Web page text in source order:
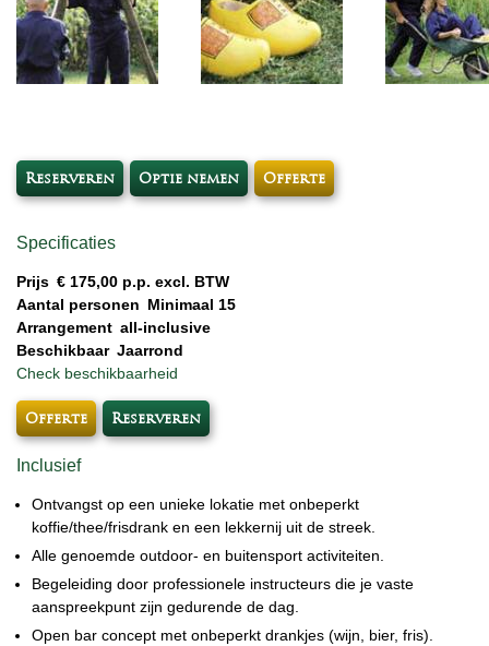
Reserveren Optie nemen Offerte
Specificaties
Prijs € 175,00 p.p. excl. BTW
Aantal personen Minimaal 15
Arrangement all-inclusive
Beschikbaar Jaarrond
Check beschikbaarheid
Offerte Reserveren
Inclusief
Ontvangst op een unieke lokatie met onbeperkt
koffie/thee/frisdrank en een lekkernij uit de streek.
Alle genoemde outdoor- en buitensport activiteiten.
Begeleiding door professionele instructeurs die je vaste
aanspreekpunt zijn gedurende de dag.
Open bar concept met onbeperkt drankjes (wijn, bier, fris).